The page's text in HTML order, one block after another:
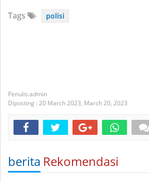
Tags polisi
admin
Diposting : 20 March 2023, March 20, 2023
berita Rekomendasi